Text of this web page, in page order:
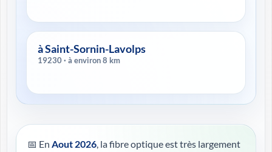
à Saint-Sornin-Lavolps
19230 · à environ 8 km
📅 En Aout 2026, la fibre optique est très largement